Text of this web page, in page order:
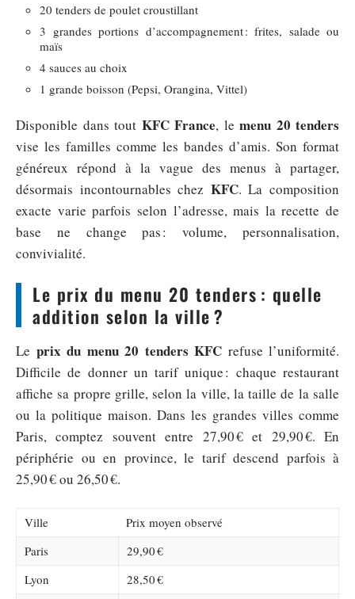
20 tenders de poulet croustillant
3 grandes portions d’accompagnement : frites, salade ou
maïs
4 sauces au choix
1 grande boisson (Pepsi, Orangina, Vittel)
Disponible dans tout KFC France, le menu 20 tenders
vise les familles comme les bandes d’amis. Son format
généreux répond à la vague des menus à partager,
désormais incontournables chez KFC. La composition
exacte varie parfois selon l’adresse, mais la recette de
base ne change pas : volume, personnalisation,
convivialité.
Le prix du menu 20 tenders : quelle
addition selon la ville ?
Le prix du menu 20 tenders KFC refuse l’uniformité.
Difficile de donner un tarif unique : chaque restaurant
affiche sa propre grille, selon la ville, la taille de la salle
ou la politique maison. Dans les grandes villes comme
Paris, comptez souvent entre 27,90 € et 29,90 €. En
périphérie ou en province, le tarif descend parfois à
25,90 € ou 26,50 €.
Ville
Prix moyen observé
Paris
29,90 €
Lyon
28,50 €